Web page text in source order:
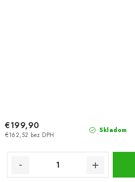
Skladom
€162,52 bez DPH
€199,90